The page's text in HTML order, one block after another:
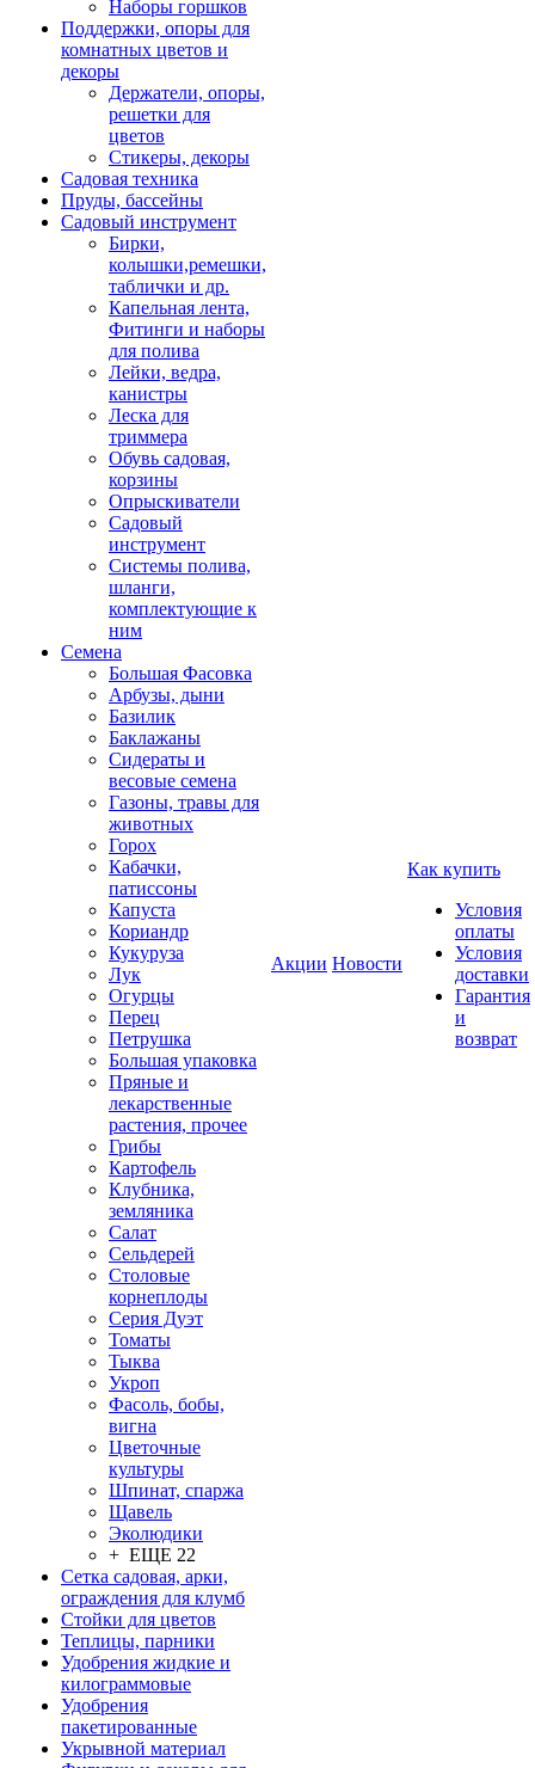
Наборы горшков
Поддержки, опоры для
комнатных цветов и
декоры
Держатели, опоры,
решетки для
цветов
Стикеры, декоры
Садовая техника
Пруды, бассейны
Садовый инструмент
Бирки,
колышки,ремешки,
таблички и др.
Капельная лента,
Фитинги и наборы
для полива
Лейки, ведра,
канистры
Леска для
триммера
Обувь садовая,
корзины
Опрыскиватели
Садовый
инструмент
Системы полива,
шланги,
комплектующие к
ним
Семена
Большая Фасовка
Арбузы, дыни
Базилик
Баклажаны
Сидераты и
весовые семена
Газоны, травы для
животных
Горох
Кабачки,
патиссоны
Капуста
Кориандр
Кукуруза
Лук
Огурцы
Перец
Петрушка
Большая упаковка
Пряные и
лекарственные
растения, прочее
Грибы
Картофель
Клубника,
земляника
Салат
Сельдерей
Столовые
корнеплоды
Серия Дуэт
Томаты
Тыква
Укроп
Фасоль, бобы,
вигна
Цветочные
культуры
Шпинат, спаржа
Щавель
Эколюдики
+ ЕЩЕ 22
Сетка садовая, арки,
ограждения для клумб
Стойки для цветов
Теплицы, парники
Удобрения жидкие и
килограммовые
Удобрения
пакетированные
Укрывной материал
Акции Новости
Как купить
Условия
оплаты
Условия
доставки
Гарантия
и
возврат